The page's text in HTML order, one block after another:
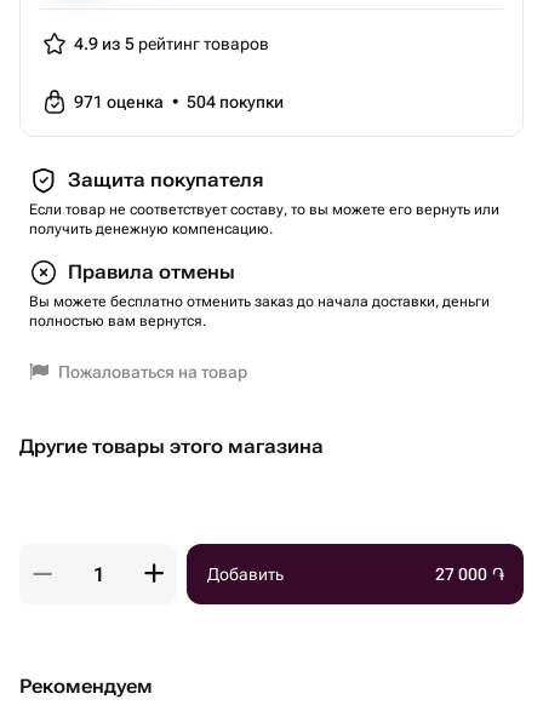
4.9 из 5 рейтинг товаров
971 оценка • 504 покупки
Защита покупателя
Если товар не соответствует составу, то вы можете его вернуть или
получить денежную компенсацию.
Правила отмены
Вы можете бесплатно отменить заказ до начала доставки, деньги
полностью вам вернутся.
Пожаловаться на товар
Другие товары этого магазина
Добавить 27 000 ֏
Рекомендуем